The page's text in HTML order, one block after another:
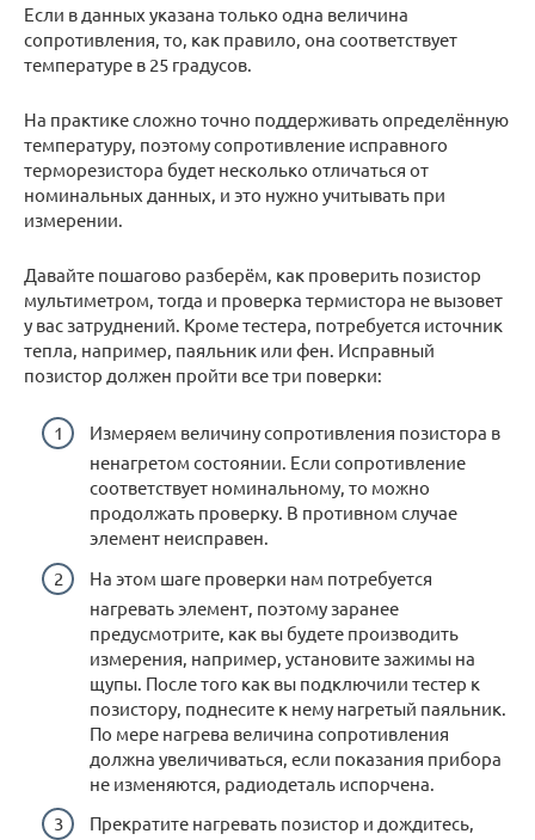
Если в данных указана только одна величина
сопротивления, то, как правило, она соответствует
температуре в 25 градусов.
На практике сложно точно поддерживать определённую
температуру, поэтому сопротивление исправного
терморезистора будет несколько отличаться от
номинальных данных, и это нужно учитывать при
измерении.
Давайте пошагово разберём, как проверить позистор
мультиметром, тогда и проверка термистора не вызовет
у вас затруднений. Кроме тестера, потребуется источник
тепла, например, паяльник или фен. Исправный
позистор должен пройти все три поверки:
Измеряем величину сопротивления позистора в
ненагретом состоянии. Если сопротивление
соответствует номинальному, то можно
продолжать проверку. В противном случае
элемент неисправен.
На этом шаге проверки нам потребуется
нагревать элемент, поэтому заранее
предусмотрите, как вы будете производить
измерения, например, установите зажимы на
щупы. После того как вы подключили тестер к
позистору, поднесите к нему нагретый паяльник.
По мере нагрева величина сопротивления
должна увеличиваться, если показания прибора
не изменяются, радиодеталь испорчена.
Прекратите нагревать позистор и дождитесь,